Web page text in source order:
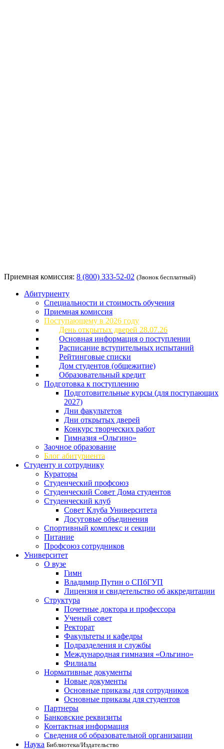
Приемная комиссия: 8 (800) 333-52-02 (Звонок бесплатный)
Абитуриенту
Специальности и стоимость обучения
Приемная комиссия
Поступающему в 2026 году
День открытых дверей 28.07.26
Основная информация о поступлении
Расписание вступительных испытаний
Рейтинговые списки
Дом студентов (общежитие)
Образовательный кредит
Подготовка к поступлению
Подготовительные курсы (для поступающих
2027)
Дни факультетов
Дни открытых дверей
Конкурс творческих работ
Гимназия «Ольгино»
Заочное образование
Блог абитуриента
Студенту и сотруднику
Кураторы
Студенческий профсоюз
Студенческий Совет Дома студентов
Студенческий клуб
Совет Клуба Университета
Досуговые объединения
Спортивный комплекс и секции
Питание
Профсоюз сотрудников
Университет
О вузе
Гимн
Владимир Путин о СПбГУП
Лицензия и свидетельство об аккредитации
Структура
Почетные доктора и профессора
Ученый совет
Ректорат
Факультеты и кафедры
Подразделения и службы
Международная гимназия «Ольгино»
Филиалы
Нормативные документы
Новые документы
Основные приказы для сотрудников
Основные приказы для студентов
Партнеры
Банковские реквизиты
Контактная информация
Сведения об образовательной организации
Наука Библиотека/Издательство